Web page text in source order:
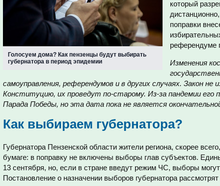
Голосуем дома? Как пензенцы будут выбирать
губернатора в период эпидемии
который
поправки
референдуме
Изменения
самоуправления, референдумов и в других случаях. Закон не
Конституцию, их проведут по-старому. Из-за пандемии его
Парада Победы, но эта дата пока не является
Как выбираем губернатора?
Губернатора Пензенской области жители региона, скорее
бумаге: в поправку не включены выборы глав субъектов.
13 сентября, но, если в стране введут режим ЧС, выборы
Постановление о назначении выборов губернатора